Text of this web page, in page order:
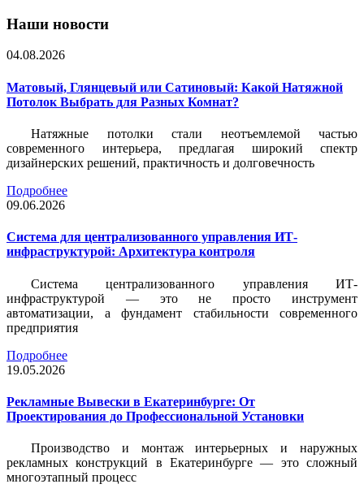
Наши новости
04.08.2026
Матовый, Глянцевый или Сатиновый: Какой Натяжной
Потолок Выбрать для Разных Комнат?
Натяжные потолки стали неотъемлемой частью
современного интерьера, предлагая широкий спектр
дизайнерских решений, практичность и долговечность
Подробнее
09.06.2026
Система для централизованного управления ИТ-
инфраструктурой: Архитектура контроля
Система централизованного управления ИТ-
инфраструктурой — это не просто инструмент
автоматизации, а фундамент стабильности современного
предприятия
Подробнее
19.05.2026
Рекламные Вывески в Екатеринбурге: От
Проектирования до Профессиональной Установки
Производство и монтаж интерьерных и наружных
рекламных конструкций в Екатеринбурге — это сложный
многоэтапный процесс